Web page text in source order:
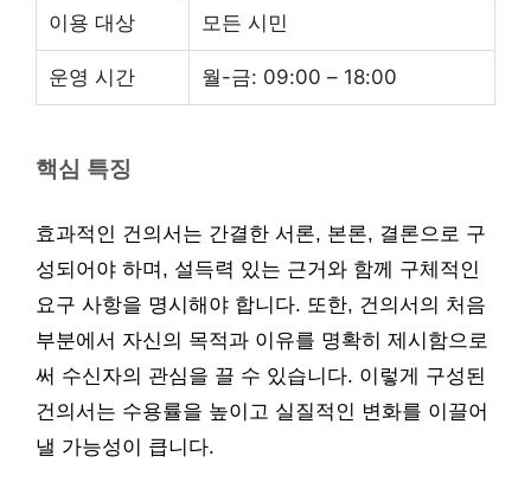
이용 대상 모든 시민
운영 시간 월-금: 09:00 – 18:00
핵심 특징
효과적인 건의서는 간결한 서론, 본론, 결론으로 구
성되어야 하며, 설득력 있는 근거와 함께 구체적인
요구 사항을 명시해야 합니다. 또한, 건의서의 처음
부분에서 자신의 목적과 이유를 명확히 제시함으로
써 수신자의 관심을 끌 수 있습니다. 이렇게 구성된
건의서는 수용률을 높이고 실질적인 변화를 이끌어
낼 가능성이 큽니다.